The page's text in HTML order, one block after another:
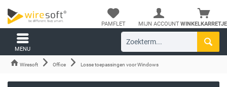
WINKELKARRETJE
PAMFLET MIJN ACCOUNT
MENU
Wiresoft Office Losse toepassingen voor Windows